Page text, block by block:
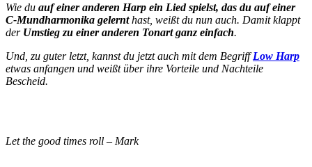
Wie du auf einer anderen Harp ein Lied spielst, das du auf einer
C-Mundharmonika gelernthast, weißt du nun auch. Damit klappt
der Umstieg zu einer anderen Tonart ganz einfach.
Und, zu guter letzt, kannst du jetzt auch mit dem BegriffLow Harp
etwas anfangen und weißt über ihre Vorteile und Nachteile
Bescheid.
Let the good times roll – Mark